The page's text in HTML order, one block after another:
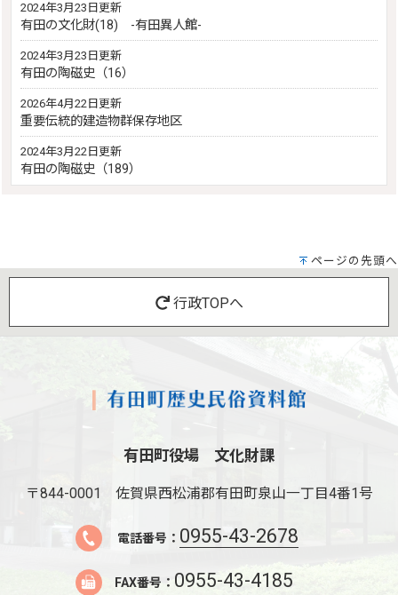
2024年3月23日更新
有田の文化財(18) -有田異人館-
2024年3月23日更新
有田の陶磁史（16）
2026年4月22日更新
重要伝統的建造物群保存地区
2024年3月22日更新
有田の陶磁史（189）
ページの先頭へ
行政TOPへ
有田町役場 文化財課
〒844-0001 佐賀県西松浦郡有田町泉山一丁目4番1号
電話番号： 0955-43-2678
FAX番号： 0955-43-4185